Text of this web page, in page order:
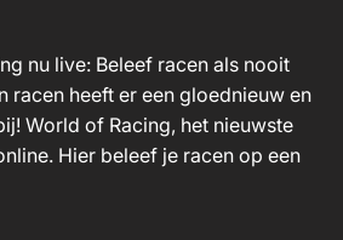
nu live: Beleef racen als nooit
racen heeft er een gloednieuw en
World of Racing, het nieuwste
Hier beleef je racen op een